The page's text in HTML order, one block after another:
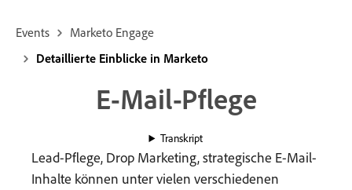
Events
Marketo Engage
Detaillierte Einblicke in Marketo
E-Mail-Pflege
Transkript
Lead-Pflege, Drop Marketing, strategische E-Mail-
Inhalte können unter vielen verschiedenen